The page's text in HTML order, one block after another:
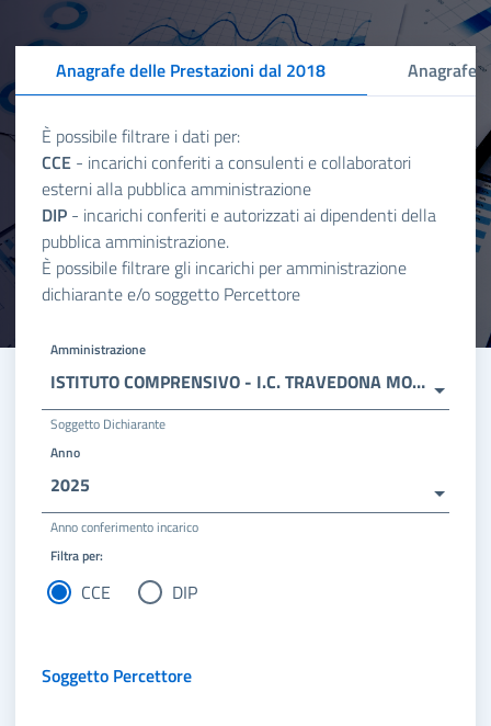
Anagrafe delle Prestazioni dal 2018 Anagrafe
È possibile filtrare i dati per:
CCE - incarichi conferiti a consulenti e collaboratori
esterni alla pubblica amministrazione
DIP - incarichi conferiti e autorizzati ai dipendenti della
pubblica amministrazione.
È possibile filtrare gli incarichi per amministrazione
dichiarante e/o soggetto Percettore
Amministrazione
ISTITUTO COMPRENSIVO - I.C. TRAVEDONA MONATE G. LEVA
Soggetto Dichiarante
Anno
2025
Anno conferimento incarico
Filtra per:
CCE DIP
Soggetto Percettore